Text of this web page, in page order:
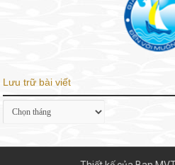
Lưu trữ bài viết
Lưu
trữ